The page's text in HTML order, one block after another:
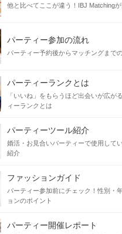
他と比べてここが違う！IBJ Matching
パーティー参加の流れ
パーティー予約後からマッチングまで
パーティーランクとは
「いいね」をもらうほど出会いが広が
ィーランクとは
パーティーツール紹介
婚活・お見合いパーティーで使用して
紹介
ファッションガイド
パーティー参加前にチェック！性別・
ョンのポイント
パーティー開催レポート